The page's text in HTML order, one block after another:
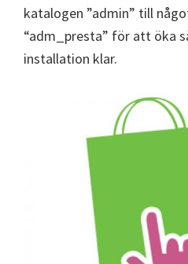
katalogen ”admin” till
“adm_presta” för att öka
installation klar.